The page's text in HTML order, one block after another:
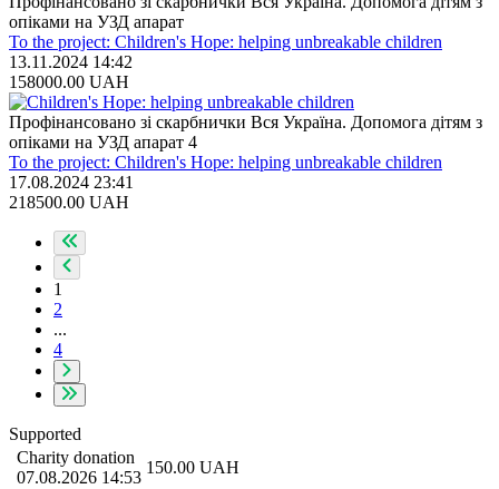
опіками на УЗД апарат
To the project: Children's Hope: helping unbreakable children
13.11.2024 14:42
158000.00 UAH
Профінансовано зі скарбнички Вся Україна. Допомога дітям з
опіками на УЗД апарат 4
To the project: Children's Hope: helping unbreakable children
17.08.2024 23:41
218500.00 UAH
1
2
...
4
Supported
Charity donation
07.08.2026 14:53
150.00 UAH